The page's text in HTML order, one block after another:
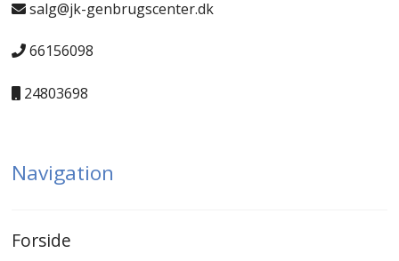
salg@jk-genbrugscenter.dk
66156098
24803698
Navigation
Forside